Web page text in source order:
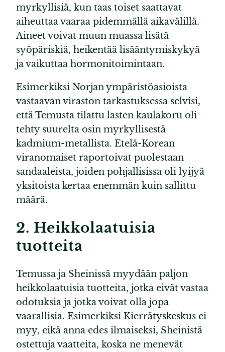
myrkyllisiä, kun taas toiset saattavat
aiheuttaa vaaraa pidemmällä aikavälillä.
Aineet voivat muun muassa lisätä
syöpäriskiä, heikentää lisääntymiskykyä
ja vaikuttaa hormonitoimintaan.
Esimerkiksi Norjan ympäristöasioista
vastaavan viraston tarkastuksessa selvisi,
että Temusta tilattu lasten kaulakoru oli
tehty suurelta osin myrkyllisestä
kadmium-metallista. Etelä-Korean
viranomaiset raportoivat puolestaan
sandaaleista, joiden pohjallisissa oli lyijyä
yksitoista kertaa enemmän kuin sallittu
määrä.
2. Heikkolaatuisia
tuotteita
Temussa ja Sheinissä myydään paljon
heikkolaatuisia tuotteita, jotka eivät vastaa
odotuksia ja jotka voivat olla jopa
vaarallisia. Esimerkiksi Kierrätyskeskus ei
myy, eikä anna edes ilmaiseksi, Sheinistä
ostettuja vaatteita, koska ne menevät